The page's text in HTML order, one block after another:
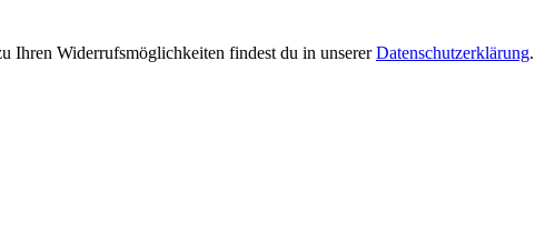
Ihren Widerrufsmöglichkeiten findest du in unsererDatenschutzerklärung.